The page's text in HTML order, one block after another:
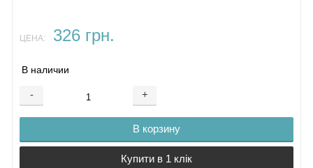
ЦЕНА: 326 грн.
В наличии
- +
В корзину
Купити в 1 клік